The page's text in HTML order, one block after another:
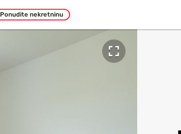
Ponudite nekretninu
